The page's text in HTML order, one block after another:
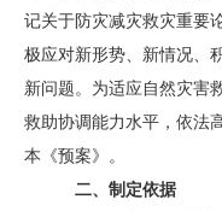
记关于防灾减灾救灾重要
极应对新形势、新情况、
新问题。为适应自然灾害
救助协调能力水平，依法
本《预案》。
二、制定依据